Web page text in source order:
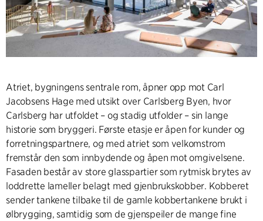
Atriet, bygningens sentrale rom, åpner opp mot Carl
Jacobsens Hage med utsikt over Carlsberg Byen, hvor
Carlsberg har utfoldet – og stadig utfolder – sin lange
historie som bryggeri. Første etasje er åpen for kunder og
forretningspartnere, og med atriet som velkomstrom
fremstår den som innbydende og åpen mot omgivelsene.
Fasaden består av store glasspartier som rytmisk brytes av
loddrette lameller belagt med gjenbrukskobber. Kobberet
sender tankene tilbake til de gamle kobbertankene brukt i
ølbrygging, samtidig som de gjenspeiler de mange fine